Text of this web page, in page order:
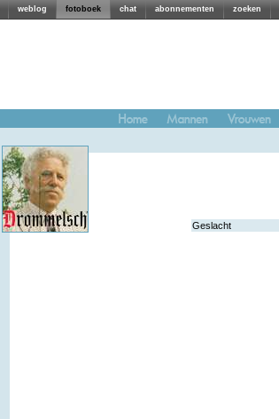
weblog fotoboek chat abonnementen zoeken
Geslacht